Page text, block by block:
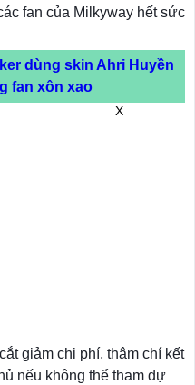
fan của Milkyway hết sức
dùng skin Ahri Huyền
fan xôn xao
X
giảm chi phí, thậm chí kết
nếu không thể tham dự